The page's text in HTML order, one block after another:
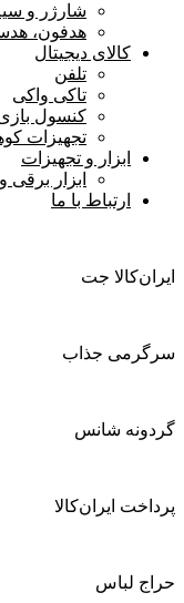
شارژر و
هدفون،
کالای دیجیتال
تلفن
تاکی واکی
کنسول
تجهیزات
ابزار و تجهیزات
ابزار
ارتباط با ما
ایران‌کالا جت
سرگرمی جذاب
گردونه شانس
پرداخت ایران‌کالا
حراج لباس